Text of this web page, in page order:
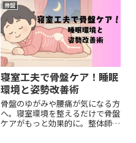
骨盤
寝室工夫で骨盤ケア！睡眠
環境と姿勢改善術
骨盤のゆがみや腰痛が気になる方
へ。寝室環境を整えるだけで骨盤
ケアがもっと効果的に。整体師監